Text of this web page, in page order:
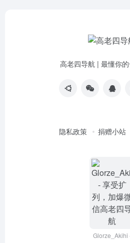
高老四导航 | 最懂你
隐私政策 捐赠小站
Glorze_Akihi